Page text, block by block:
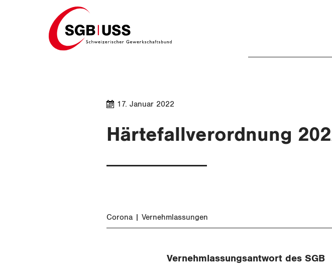
Home
17. Januar 2022
Härtefallverordnung
Corona Vernehmlassungen
Vernehmlassungsantwort des SGB